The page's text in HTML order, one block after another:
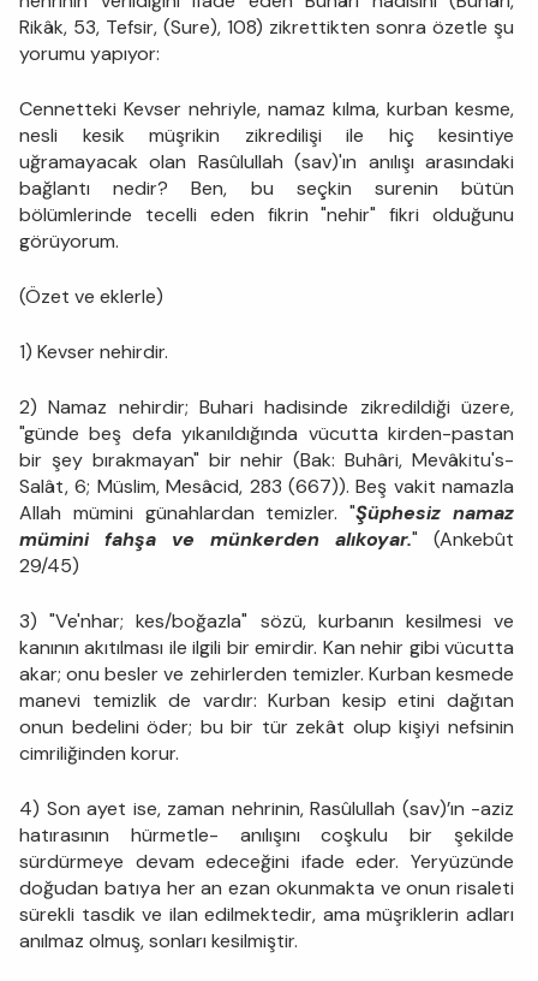
Rikâk, 53, Tefsir, (Sure), 108) zikrettikten sonra özetle şu
yorumu yapıyor:
Cennetteki Kevser nehriyle, namaz kılma, kurban kesme,
nesli kesik müşrikin zikredilişi ile hiç kesintiye
uğramayacak olan Rasûlullah (sav)'ın anılışı arasındaki
bağlantı nedir? Ben, bu seçkin surenin bütün
bölümlerinde tecelli eden fikrin "nehir" fikri olduğunu
görüyorum.
(Özet ve eklerle)
1) Kevser nehirdir.
2) Namaz nehirdir; Buhari hadisinde zikredildiği üzere,
"günde beş defa yıkanıldığında vücutta kirden-pastan
bir şey bırakmayan" bir nehir (Bak: Buhâri, Mevâkitu's-
Salât, 6; Müslim, Mesâcid, 283 (667)). Beş vakit namazla
Allah mümini günahlardan temizler. "Şüphesiz namaz
mümini fahşa ve münkerden alıkoyar." (Ankebût
29/45)
3) "Ve'nhar; kes/boğazla" sözü, kurbanın kesilmesi ve
kanının akıtılması ile ilgili bir emirdir. Kan nehir gibi vücutta
akar; onu besler ve zehirlerden temizler. Kurban kesmede
manevi temizlik de vardır: Kurban kesip etini dağıtan
onun bedelini öder; bu bir tür zekât olup kişiyi nefsinin
cimriliğinden korur.
4) Son ayet ise, zaman nehrinin, Rasûlullah (sav)’ın -aziz
hatırasının hürmetle- anılışını coşkulu bir şekilde
sürdürmeye devam edeceğini ifade eder. Yeryüzünde
doğudan batıya her an ezan okunmakta ve onun risaleti
sürekli tasdik ve ilan edilmektedir, ama müşriklerin adları
anılmaz olmuş, sonları kesilmiştir.